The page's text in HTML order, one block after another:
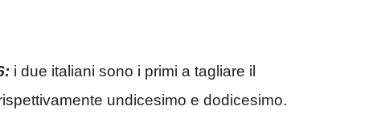
i due italiani sono i primi a tagliare il
undicesimo e dodicesimo.